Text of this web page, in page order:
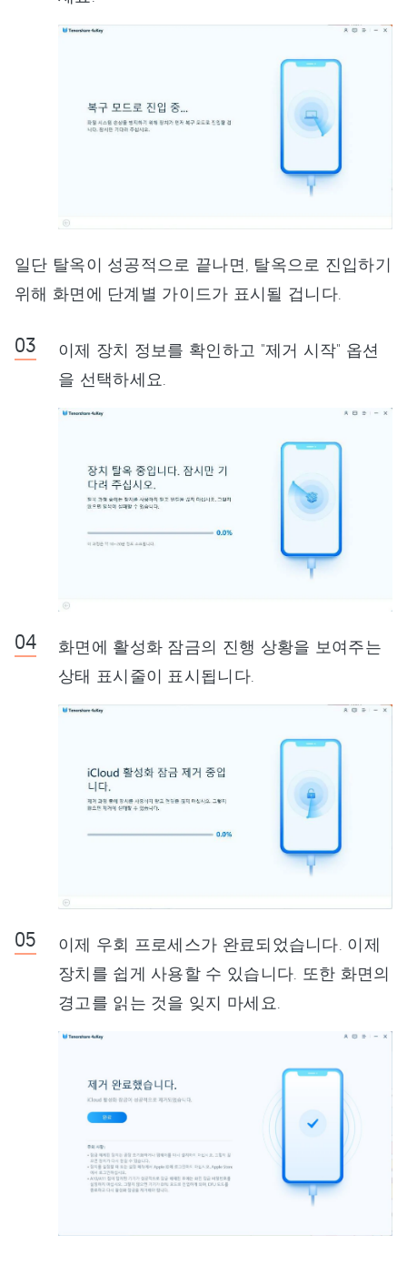
일단 탈옥이 성공적으로 끝나면, 탈옥으로 진입하기
위해 화면에 단계별 가이드가 표시될 겁니다.
이제 장치 정보를 확인하고 "제거 시작" 옵션
을 선택하세요.
화면에 활성화 잠금의 진행 상황을 보여주는
상태 표시줄이 표시됩니다.
이제 우회 프로세스가 완료되었습니다. 이제
장치를 쉽게 사용할 수 있습니다. 또한 화면의
경고를 읽는 것을 잊지 마세요.